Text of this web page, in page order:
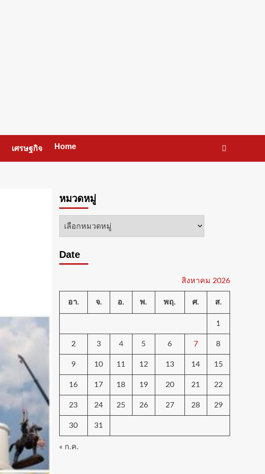
เศรษฐกิจ Home
หมวดหมู่
หมวด
Date
สิงหาคม 2026
อา. จ. อ. พ. พฤ. ศ. ส.
1
2 3 4 5 6 7 8
9 10 11 12 13 14 15
16 17 18 19 20 21 22
23 24 25 26 27 28 29
30 31
« ก.ค.